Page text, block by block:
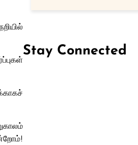
Stay Connected
Follow us on Facebook